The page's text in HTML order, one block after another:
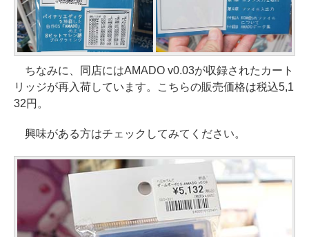
ちなみに、同店にはAMADO v0.03が収録されたカート
リッジが再入荷しています。こちらの販売価格は税込5,1
32円。
興味がある方はチェックしてみてください。